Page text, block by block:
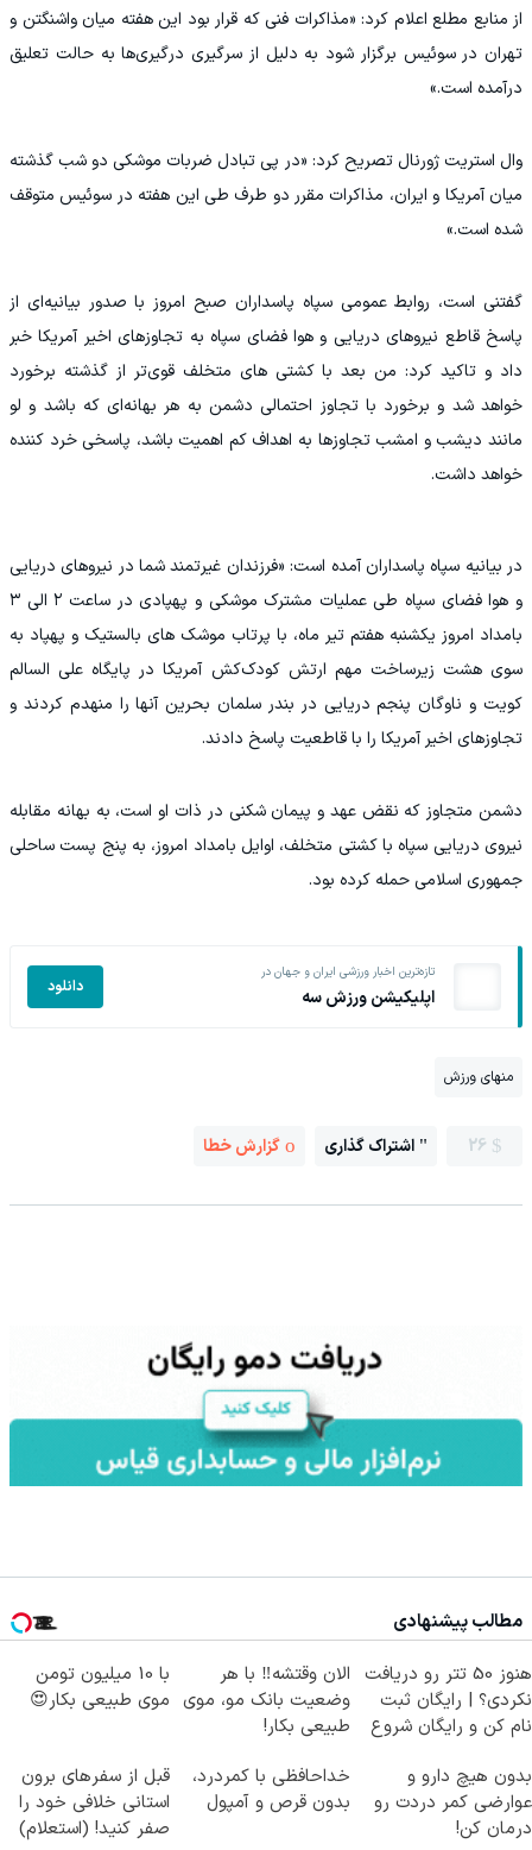
از منابع مطلع اعلام کرد: «مذاکرات فنی که قرار بود این هفته میان واشنگتن و
تهران در سوئیس برگزار شود به دلیل از سرگیری درگیری‌ها به حالت تعلیق
درآمده است.»
وال استریت ژورنال تصریح کرد: «در پی تبادل ضربات موشکی دو شب گذشته
میان آمریکا و ایران، مذاکرات مقرر دو طرف طی این هفته در سوئیس متوقف
شده است.»
گفتنی است، روابط عمومی سپاه پاسداران صبح امروز با صدور بیانیه‌ای از
پاسخ قاطع نیروهای دریایی و هوا فضای سپاه به تجاوزهای اخیر آمریکا خبر
داد و تاکید کرد: من‌ بعد با کشتی های متخلف قوی‌تر از گذشته برخورد
خواهد شد و برخورد با تجاوز احتمالی دشمن به هر بهانه‌ای که باشد و لو
مانند دیشب و امشب تجاوزها به اهداف کم اهمیت باشد، پاسخی خرد کننده
خواهد داشت.
در بیانیه سپاه پاسداران آمده است: «فرزندان غیرتمند شما در نیروهای دریایی
و هوا فضای سپاه طی عملیات مشترک موشکی و پهپادی در ساعت ۲ الی ۳
بامداد امروز یکشنبه هفتم تیر ماه، با پرتاب موشک های بالستیک و پهپاد به
سوی هشت زیرساخت مهم ارتش کودک‌کش آمریکا در پایگاه علی السالم
کویت و ناوگان پنجم دریایی در بندر سلمان بحرین آنها را منهدم کردند و
تجاوزهای اخیر آمریکا را با قاطعیت پاسخ دادند.
دشمن متجاوز که نقض عهد و پیمان شکنی در ذات او است، به بهانه مقابله
نیروی دریایی سپاه با کشتی متخلف، اوایل بامداد امروز، به پنج پست ساحلی
جمهوری اسلامی حمله کرده بود.
تازه‌ترین اخبار ورزشی ایران و جهان در
اپلیکیشن ورزش سه دانلود
منهای ورزش
26 اشتراک گذاری گزارش خطا
مطالب پیشنهادی
هنوز 50 تتر رو دریافت
نکردی؟ | رایگان ثبت
نام کن و رایگان شروع
الان وقتشه‼️ با هر
وضعیت بانک مو، موی
طبیعی بکار!
با 10 میلیون تومن
موی طبیعی بکار😍
بدون هیچ دارو و
عوارضی کمر دردت رو
درمان کن!
خداحافظی با کمردرد،
بدون قرص و آمپول
قبل از سفرهای برون
استانی خلافی خود را
صفر کنید! (استعلام)